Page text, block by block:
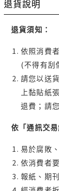
退貨說明
退貨須知：
依照消費
(不得有刮
請您以送
上黏貼紙
退費；請
依「通訊交
易於腐敗
依消費者
報紙、期